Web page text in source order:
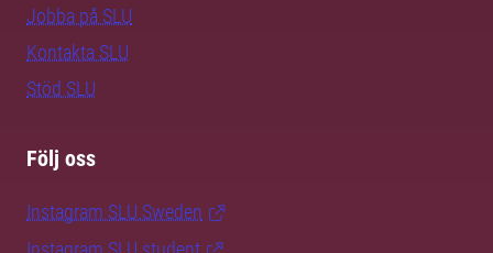
Jobba på SLU
Kontakta SLU
Stöd SLU
Följ oss
Instagram SLU.Sweden